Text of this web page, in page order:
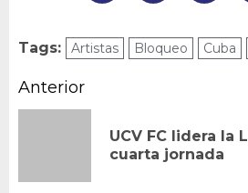
Tags: Artistas Bloqueo Cuba
Navegación
entradas
Anterior
UCV FC lidera la
cuarta jornada